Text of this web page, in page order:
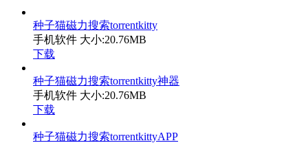
种子猫磁力搜索torrentkitty
手机软件 大小:20.76MB
下载
种子猫磁力搜索torrentkitty神器
手机软件 大小:20.76MB
下载
种子猫磁力搜索torrentkittyAPP